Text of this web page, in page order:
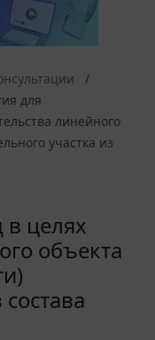
для
линейного
участка из
в целях
объекта